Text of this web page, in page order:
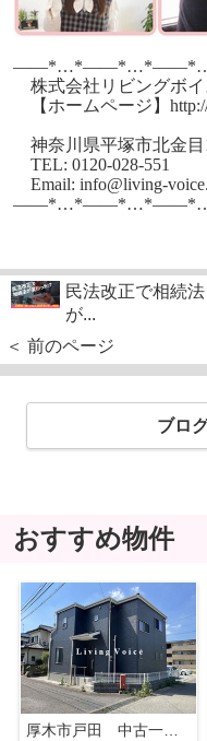
株式会社リビングボ
【ホームページ】
神奈川県平塚市北金目
TEL: 0120-028-551
Email: info@living-
民法改正で相続法
が...
＜ 前のページ
ブロ
おすすめ物件
厚木市戸田 中古一戸建て